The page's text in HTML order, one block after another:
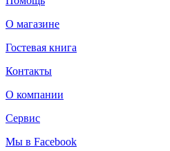
О магазине
Гостевая книга
Контакты
О компании
Сервис
Мы в Facebook